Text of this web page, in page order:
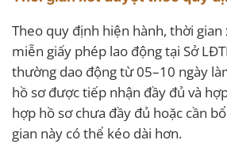
Theo quy định hiện hành, thời
miễn giấy phép lao động tại Sở
thường dao động từ 05–10 ngày
hồ sơ được tiếp nhận đầy đủ và
hợp hồ sơ chưa đầy đủ hoặc cần
gian này có thể kéo dài hơn.